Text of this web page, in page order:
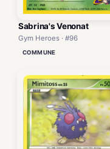
Sabrina's Venonat
Gym Heroes · #96
COMMUNE